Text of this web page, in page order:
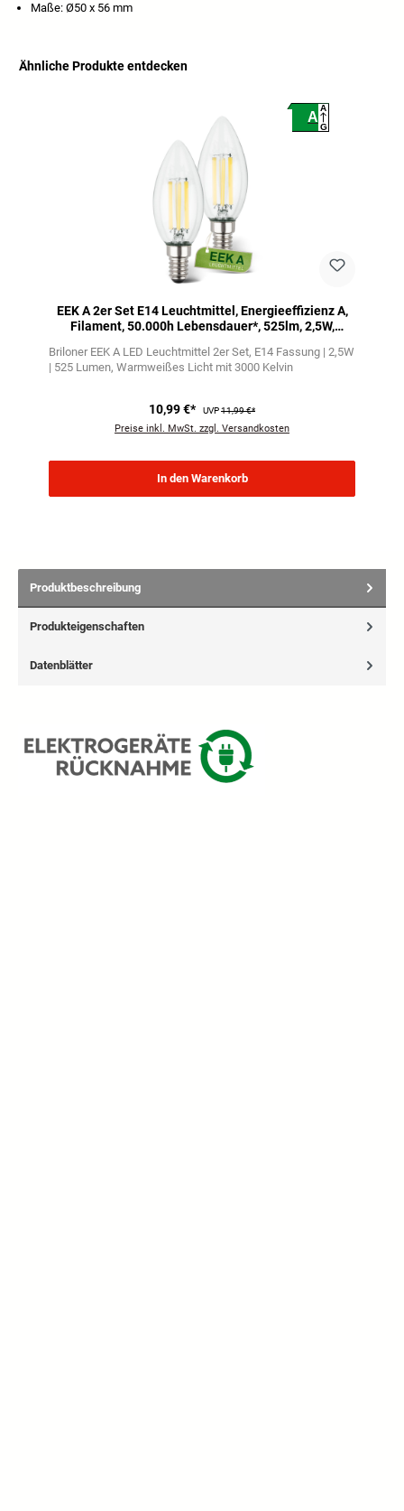
Maße: Ø50 x 56 mm
Ähnliche Produkte entdecken
A
A
G
EEK A 2er Set E14 Leuchtmittel, Energieeffizienz A,
Filament, 50.000h Lebensdauer*, 525lm, 2,5W,
Briloner EEK A LED Leuchtmittel 2er Set E14 Fassung | 2,5W
| 525 Lumen Warmweißes Licht mit 3000 Kelvin
10,99 €* UVP11,99 €*
Preise inkl. MwSt. zzgl. Versandkosten
In den Warenkorb
Produktbeschreibung
Produkteigenschaften
Datenblätter